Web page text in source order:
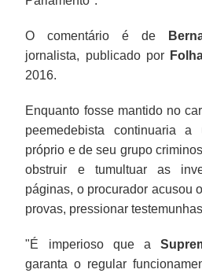
O comentário é de
jornalista, publicado por
2016.
Enquanto fosse mantido no
peemedebista continuaria
próprio e de seu grupo
obstruir e tumultuar as
páginas, o procurador acusou
provas, pressionar
"É imperioso que a
garanta o regular